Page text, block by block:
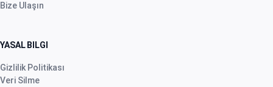
Bize Ulaşın
YASAL BILGI
Gizlilik Politikası
Veri Silme